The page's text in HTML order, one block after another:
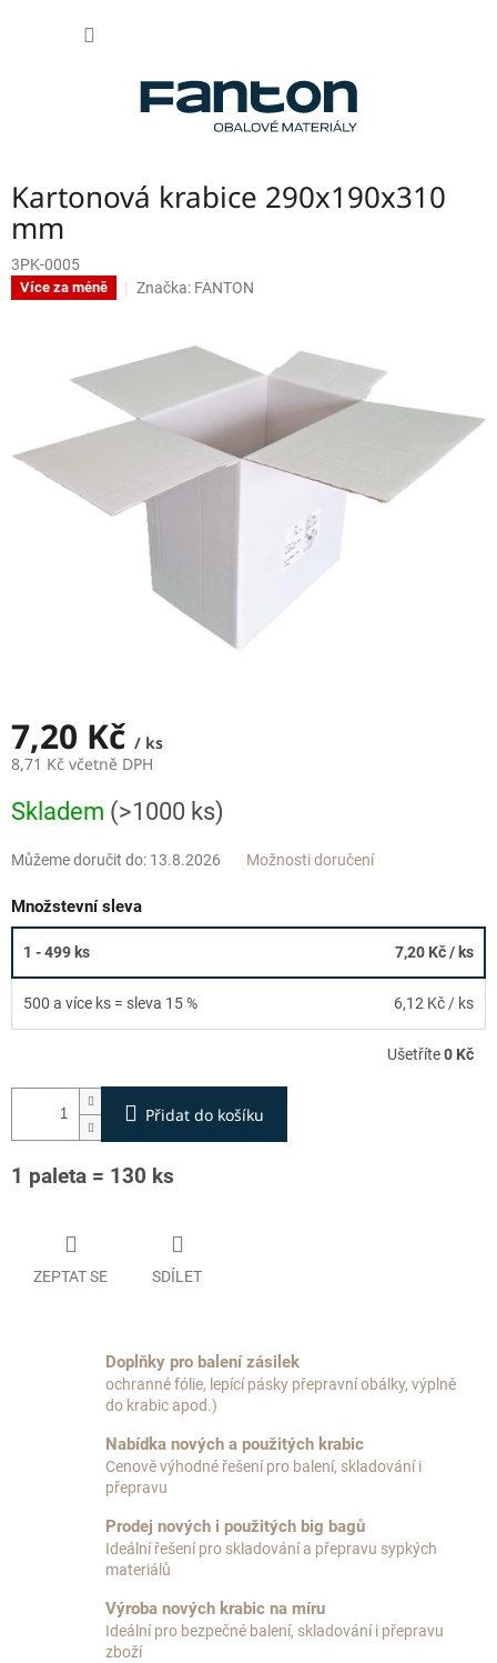
Kartonová krabice 290x190x310
mm
3PK-0005
Více za méně Značka: FANTON
7,20 Kč / ks
8,71 Kč včetně DPH
cena:
Skladem (>1000 ks)
Můžeme doručit do: 13.8.2026 Možnosti doručení
Množstevní sleva
1 - 499 ks 7,20 Kč/ ks
500 a více ks = sleva 15 % 6,12 Kč / ks
Ušetříte0 Kč
Přidat do košíku
1 paleta = 130 ks
ZEPTAT SE SDÍLET
Doplňky pro balení zásilek
ochranné fólie, lepící pásky přepravní obálky, výplně
do krabic apod.)
Nabídka nových a použitých krabic
Cenově výhodné řešení pro balení, skladování i
přepravu
Prodej nových i použitých big bagů
Ideální řešení pro skladování a přepravu sypkých
materiálů
Výroba nových krabic na míru
Ideální pro bezpečné balení, skladování i přepravu
zboží